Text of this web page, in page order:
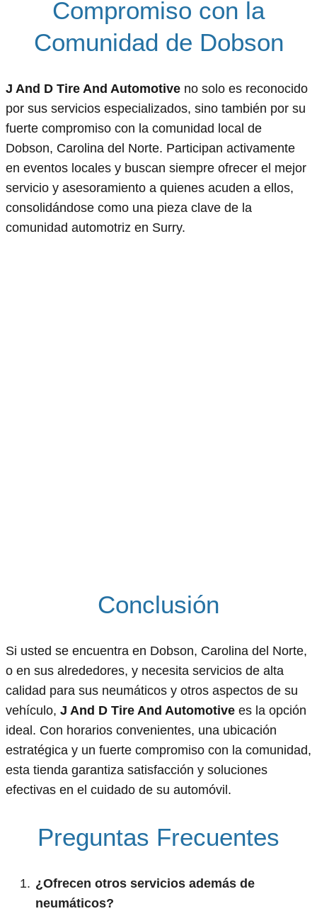
Compromiso con la
Comunidad de Dobson
J And D Tire And Automotive no solo es reconocido
por sus servicios especializados, sino también por su
fuerte compromiso con la comunidad local de
Dobson, Carolina del Norte. Participan activamente
en eventos locales y buscan siempre ofrecer el mejor
servicio y asesoramiento a quienes acuden a ellos,
consolidándose como una pieza clave de la
comunidad automotriz en Surry.
Conclusión
Si usted se encuentra en Dobson, Carolina del Norte,
o en sus alrededores, y necesita servicios de alta
calidad para sus neumáticos y otros aspectos de su
vehículo, J And D Tire And Automotive es la opción
ideal. Con horarios convenientes, una ubicación
estratégica y un fuerte compromiso con la comunidad,
esta tienda garantiza satisfacción y soluciones
efectivas en el cuidado de su automóvil.
Preguntas Frecuentes
¿Ofrecen otros servicios además de
neumáticos?